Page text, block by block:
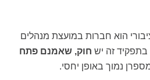
הוא חברות במועצת מנהלים
זה יש חוק, שאמנם פתח
נמוך באופן יחסי.